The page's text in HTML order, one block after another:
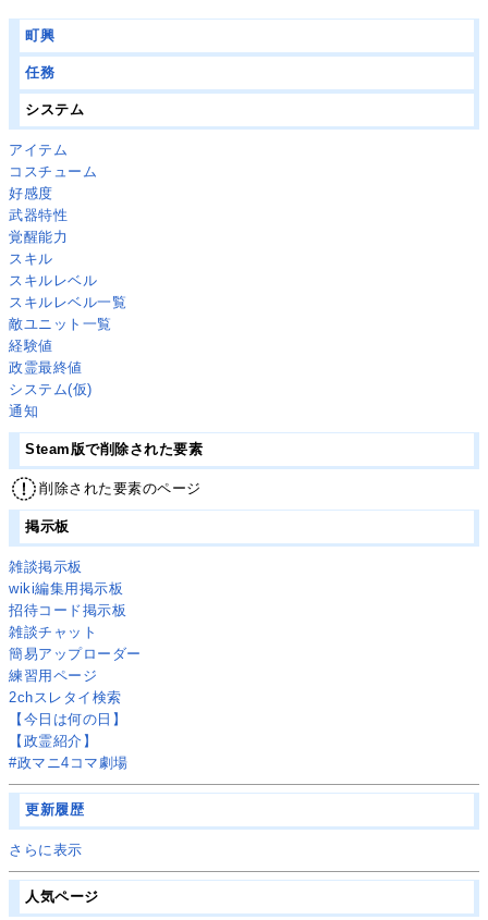
町興
任務
システム
アイテム
コスチューム
好感度
武器特性
覚醒能力
スキル
スキルレベル
スキルレベル一覧
敵ユニット一覧
経験値
政霊最終値
システム(仮)
通知
Steam版で削除された要素
削除された要素のページ
掲示板
雑談掲示板
wiki編集用掲示板
招待コード掲示板
雑談チャット
簡易アップローダー
練習用ページ
2chスレタイ検索
【今日は何の日】
【政霊紹介】
#政マニ4コマ劇場
更新履歴
さらに表示
人気ページ